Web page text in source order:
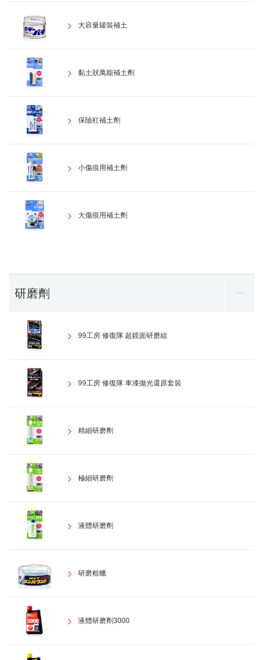
大容量罐裝補土
黏土狀萬能補土劑
保險杠補土劑
小傷痕用補土劑
大傷痕用補土劑
研磨劑
99工房 修復隊 超鏡面研磨組
99工房 修復隊 車漆拋光還原套裝
精細研磨劑
極細研磨劑
液體研磨劑
研磨粗蠟
液體研磨劑3000